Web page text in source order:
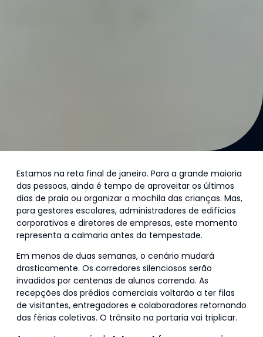
Estamos na reta final de janeiro. Para a grande maioria
das pessoas, ainda é tempo de aproveitar os últimos
dias de praia ou organizar a mochila das crianças. Mas,
para gestores escolares, administradores de edifícios
corporativos e diretores de empresas, este momento
representa a calmaria antes da tempestade.
Em menos de duas semanas, o cenário mudará
drasticamente. Os corredores silenciosos serão
invadidos por centenas de alunos correndo. As
recepções dos prédios comerciais voltarão a ter filas
de visitantes, entregadores e colaboradores retornando
das férias coletivas. O trânsito na portaria vai triplicar.